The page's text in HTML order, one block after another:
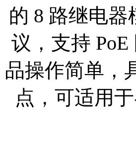
的 8 路继电器
议，支持
品操作简单，
点，可适用